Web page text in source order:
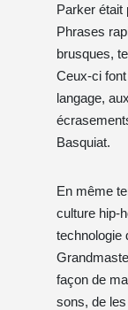
Parker était
Phrases
brusques,
Ceux-ci
langage,
Basquiat.
En même
culture hip-
technologie
façon de
sons, de